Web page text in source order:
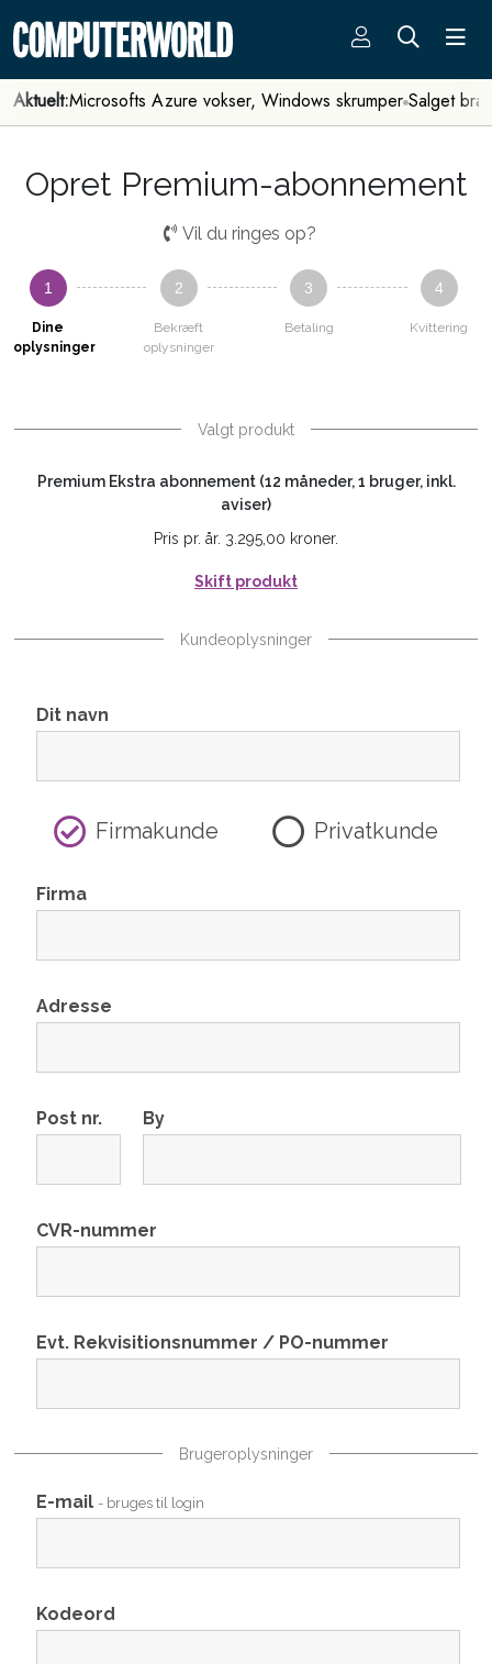
Aktuelt:Microsofts Azure vokser, Windows skrumper Salget
Opret Premium-abonnement
Vil du ringes op?
1
Dine
oplysninger
2
Bekræft
oplysninger
3
Betaling
4
Kvittering
Valgt produkt
Premium Ekstra abonnement (12 måneder, 1 bruger, inkl.
aviser)
Pris pr. år. 3.295,00 kroner.
Skift produkt
Kundeoplysninger
Dit navn
Firmakunde Privatkunde
Firma
Adresse
Post nr. By
CVR-nummer
Evt. Rekvisitionsnummer / PO-nummer
Brugeroplysninger
E-mail - bruges til login
Kodeord